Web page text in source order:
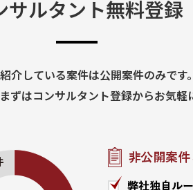
サルタント無料登録
介している案件は公開案件のみです。
ずはコンサルタント登録からお気軽